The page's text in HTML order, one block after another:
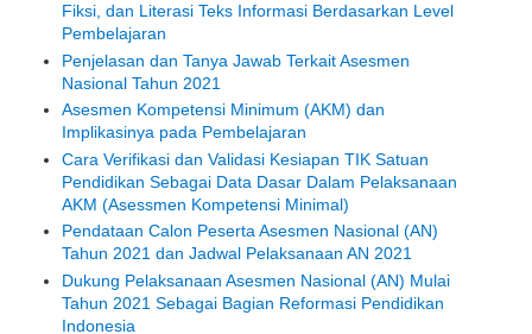
Fiksi, dan Literasi Teks Informasi Berdasarkan Level
Pembelajaran
Penjelasan dan Tanya Jawab Terkait Asesmen
Nasional Tahun 2021
Asesmen Kompetensi Minimum (AKM) dan
Implikasinya pada Pembelajaran
Cara Verifikasi dan Validasi Kesiapan TIK Satuan
Pendidikan Sebagai Data Dasar Dalam Pelaksanaan
AKM (Asessmen Kompetensi Minimal)
Pendataan Calon Peserta Asesmen Nasional (AN)
Tahun 2021 dan Jadwal Pelaksanaan AN 2021
Dukung Pelaksanaan Asesmen Nasional (AN) Mulai
Tahun 2021 Sebagai Bagian Reformasi Pendidikan
Indonesia